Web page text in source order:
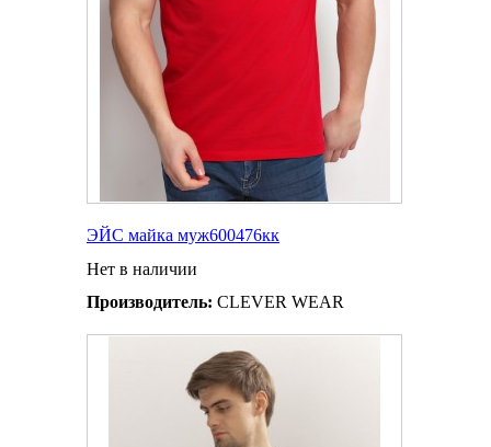
ЭЙС майка муж600476кк
Нет в наличии
Производитель: CLEVER WEAR